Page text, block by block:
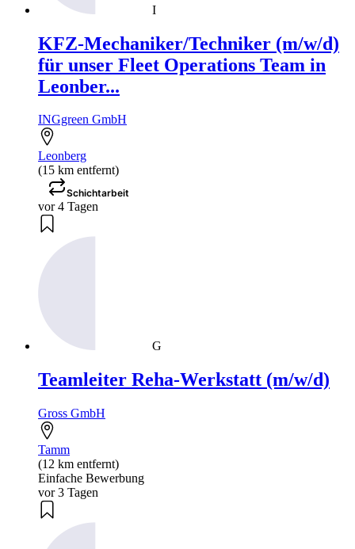
I
KFZ-Mechaniker/Techniker (m/w/d)
für unser Fleet Operations Team in
Leonber...
INGgreen GmbH
Leonberg
(15 km entfernt)
Schichtarbeit
vor 4 Tagen
G
Teamleiter Reha-Werkstatt (m/w/d)
Gross GmbH
Tamm
(12 km entfernt)
Einfache Bewerbung
vor 3 Tagen